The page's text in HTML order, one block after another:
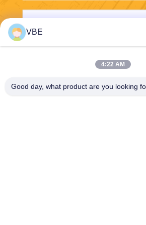
VBE
4:22 AM
Good day, what product are you looking